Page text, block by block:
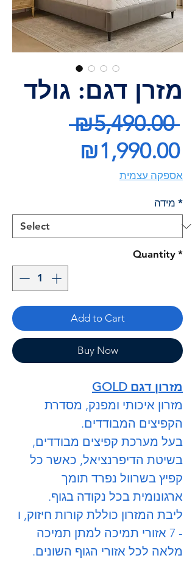
מזרן דגם: גולד
₪5,490.00
₪1,990.00
אספקה עצמית
מידה *
Quantity *
Add to Cart
Buy Now
מזרון דגם GOLD
מזרון איכותי ומפנק, מסדרת
הקפיצים המבודדים.
בעל מערכת קפיצים מבודדים,
בשיטת הדיפרנציאל, כאשר כל
קפיץ בשרוול נפרד תומך
ארגונומית בכל נקודה בגוף.
ליבת המזרון כוללת קורות חיזוק, ו
- 7 אזורי תמיכה למתן תמיכה
מלאה לכל אזורי הגוף השונים.